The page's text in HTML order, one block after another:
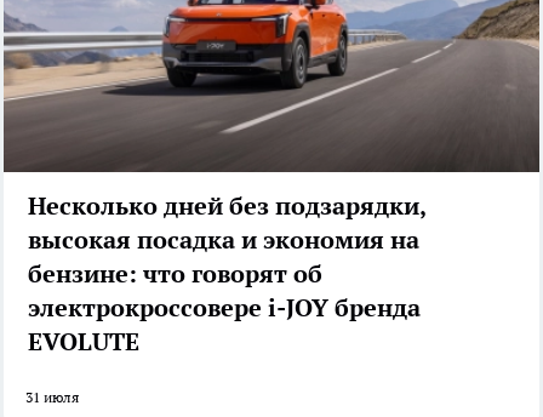
Несколько дней без подзарядки,
высокая посадка и экономия на
бензине: что говорят об
электрокроссовере i-JOY бренда
EVOLUTE
31 июля